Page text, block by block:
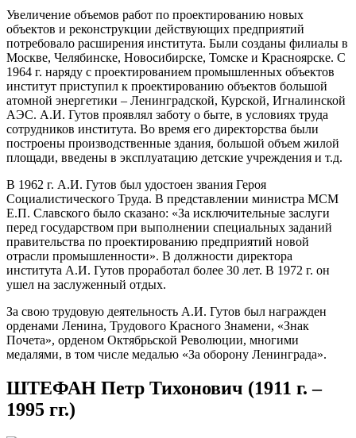
Увеличение объемов работ по проектированию новых
объектов и реконструкции действующих предприятий
потребовало расширения института. Были созданы филиалы в
Москве, Челябинске, Новосибирске, Томске и Красноярске. С
1964 г. наряду с проектированием промышленных объектов
институт приступил к проектированию объектов большой
атомной энергетики – Ленинградской, Курской, Игналинской
АЭС. А.И. Гутов проявлял заботу о быте, в условиях труда
сотрудников института. Во время его директорства были
построены производственные здания, большой объем жилой
площади, введены в эксплуатацию детские учреждения и т.д.
В 1962 г. А.И. Гутов был удостоен звания Героя
Социалистического Труда. В представлении министра МСМ
Е.П. Славского было сказано: «За исключительные заслуги
перед государством при выполнении специальных заданий
правительства по проектированию предприятий новой
отрасли промышленности». В должности директора
института А.И. Гутов проработал более 30 лет. В 1972 г. он
ушел на заслуженный отдых.
За свою трудовую деятельность А.И. Гутов был награжден
орденами Ленина, Трудового Красного Знамени, «Знак
Почета», орденом Октябрьской Революции, многими
медалями, в том числе медалью «За оборону Ленинграда».
ШТЕФАН Петр Тихонович (1911 г. –
1995 гг.)